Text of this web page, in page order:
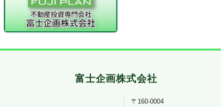
〒160-0004